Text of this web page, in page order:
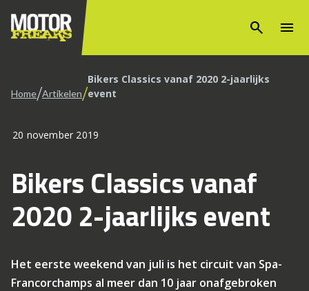
search menu
Home/Artikelen/Bikers Classics vanaf 2020 2-jaarlijks
event
20 november 2019
Bikers Classics vanaf
2020 2-jaarlijks event
Het eerste weekend van juli is het circuit van Spa-
Francorchamps al meer dan 10 jaar onafgebroken